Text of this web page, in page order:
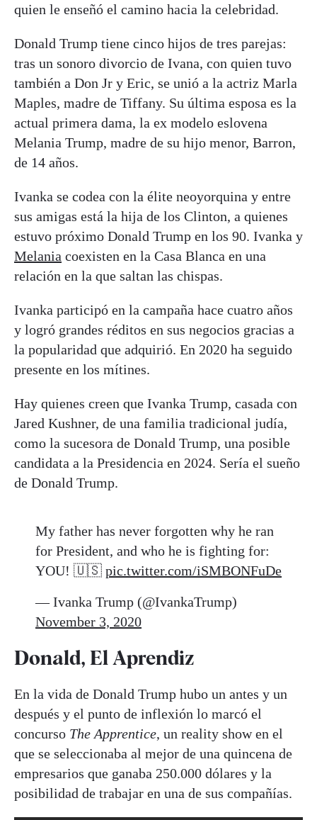
quien le enseñó el camino hacia la celebridad.
Donald Trump tiene cinco hijos de tres parejas:
tras un sonoro divorcio de Ivana, con quien tuvo
también a Don Jr y Eric, se unió a la actriz Marla
Maples, madre de Tiffany. Su última esposa es la
actual primera dama, la ex modelo eslovena
Melania Trump, madre de su hijo menor, Barron,
de 14 años.
Ivanka se codea con la élite neoyorquina y entre
sus amigas está la hija de los Clinton, a quienes
estuvo próximo Donald Trump en los 90. Ivanka y
Melania coexisten en la Casa Blanca en una
relación en la que saltan las chispas.
Ivanka participó en la campaña hace cuatro años
y logró grandes réditos en sus negocios gracias a
la popularidad que adquirió. En 2020 ha seguido
presente en los mítines.
Hay quienes creen que Ivanka Trump, casada con
Jared Kushner, de una familia tradicional judía,
como la sucesora de Donald Trump, una posible
candidata a la Presidencia en 2024. Sería el sueño
de Donald Trump.
My father has never forgotten why he ran
for President, and who he is fighting for:
YOU! 🇺🇸 pic.twitter.com/iSMBONFuDe
— Ivanka Trump (@IvankaTrump)
November 3, 2020
Donald, El Aprendiz
En la vida de Donald Trump hubo un antes y un
después y el punto de inflexión lo marcó el
concurso The Apprentice, un reality show en el
que se seleccionaba al mejor de una quincena de
empresarios que ganaba 250.000 dólares y la
posibilidad de trabajar en una de sus compañías.